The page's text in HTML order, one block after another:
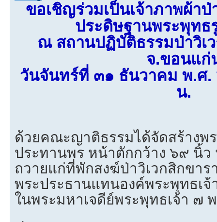
ขอเชิญร่วมเป็นเจ้าภาพผ้า
ประดิษฐานพระพุทธ
ณ สถานปฏิบัติธรรมป่าวิเ
จ.ขอนแก่
วันจันทร์ที่ ๓๑ ธันวาคม พ.ศ
น.
ด้วยคณะญาติธรรมได้จัดสร้างพ
ประทานพร หน้าตักกว้าง ๖๙ นิ้
ถวายแก่ที่พักสงฆ์ป่าวิเวกสิกขาร
พระประธานแทนองค์พระพุทธเจ้
ในพระมหาเจดีย์พระพุทธเจ้า ๗